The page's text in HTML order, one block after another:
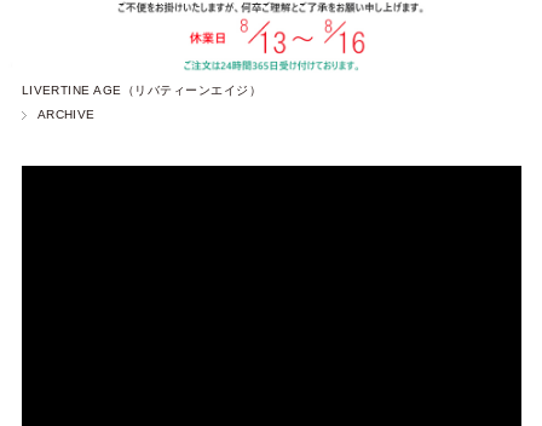
LIVERTINE AGE（リバティーンエイジ）
ARCHIVE